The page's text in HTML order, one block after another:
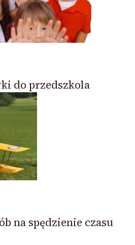
do przedszkola
na spędzienie czasu